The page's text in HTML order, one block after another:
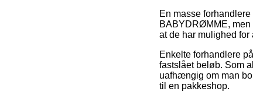
En masse
BABYDRØMME,
at de har mulighed for
Enkelte forhandlere
fastslået beløb. Som
uafhængig om man
til en pakkeshop.